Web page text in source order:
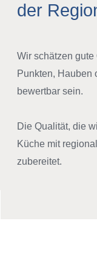
der
Wir schätzen gute
Punkten, Hauben
bewertbar sein.
Die Qualität, die
Küche mit
zubereitet.